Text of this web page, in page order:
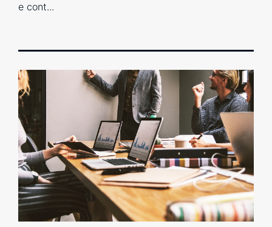
e cont...